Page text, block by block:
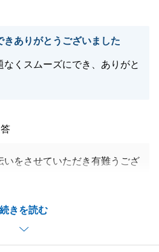
きありがとうございました
くスムーズにでき、ありがと
続きを読む
いをさせていただき有難うござ
た。
るご相談があればお気軽にご連
ろしくお願いします。